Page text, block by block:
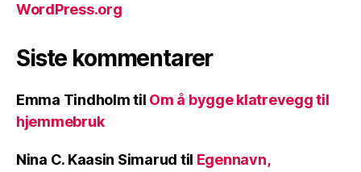
WordPress.org
Siste kommentarer
Emma Tindholmtil Om å bygge klatrevegg til
hjemmebruk
Nina C. Kaasin Simarud til Egennavn,